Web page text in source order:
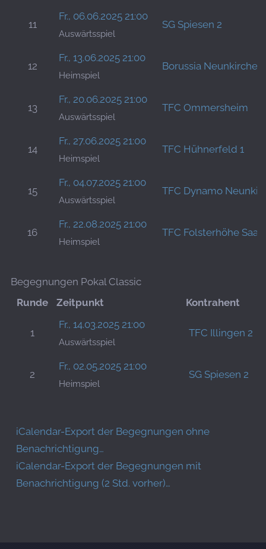
11
Fr., 06.06.2025 21:00
Auswärtsspiel
SG Spiesen 2
12
Fr., 13.06.2025 21:00
Heimspiel
Borussia Neunkirchen
13
Fr., 20.06.2025 21:00
Auswärtsspiel
TFC Ommersheim
14
Fr., 27.06.2025 21:00
Heimspiel
TFC Hühnerfeld 1
15
Fr., 04.07.2025 21:00
Auswärtsspiel
TFC Dynamo
16
Fr., 22.08.2025 21:00
Heimspiel
TFC Folsterhöhe
Begegnungen Pokal Classic
Runde
Zeitpunkt Kontrahent
1
Fr., 14.03.2025 21:00
Auswärtsspiel
TFC Illingen 2
2
Fr., 02.05.2025 21:00
Heimspiel
SG Spiesen 2
iCalendar-Export der Begegnungen ohne
Benachrichtigung…
iCalendar-Export der Begegnungen mit
Benachrichtigung (2 Std. vorher)…